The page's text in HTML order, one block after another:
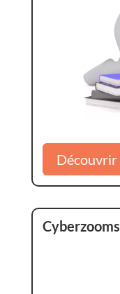
Découvrir
Cyberzooms